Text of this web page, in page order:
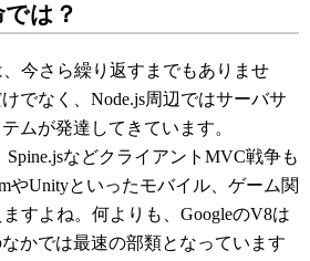
は？
今さら繰り返すまでもありませ
でなく、Node.js周辺ではサーバサ
ムが発達してきています。
Spine.jsなどクライアントMVC戦争も
やUnityといったモバイル、ゲーム関
ますよね。何よりも、GoogleのV8は
かでは最速の部類となっています